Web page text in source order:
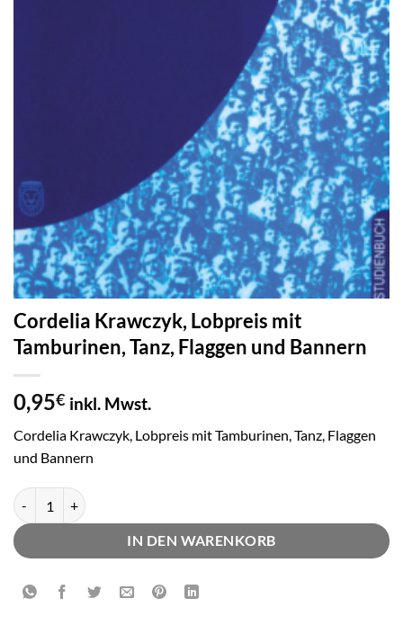
Cordelia Krawczyk, Lobpreis mit
Tamburinen, Tanz, Flaggen und Bannern
0,95€ inkl. Mwst.
Cordelia Krawczyk, Lobpreis mit Tamburinen, Tanz, Flaggen
und Bannern
Cordelia Krawczyk, Lobpreis mit Tamburinen, Tanz, Flaggen und
IN DEN WARENKORB